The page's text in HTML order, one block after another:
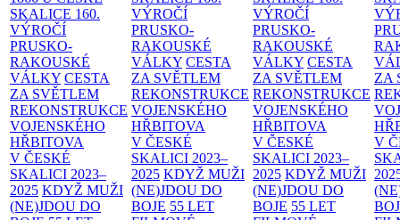
SKALICE 160.
VÝROČÍ
PRUSKO-
RAKOUSKÉ
VÁLKY CESTA
ZA SVĚTLEM
REKONSTRUKCE
VOJENSKÉHO
HŘBITOVA
V ČESKÉ
SKALICI 2023–
2025 KDYŽ MUŽI
(NE)JDOU DO
VÝROČÍ
PRUSKO-
RAKOUSKÉ
VÁLKY CESTA
ZA SVĚTLEM
REKONSTRUKCE
VOJENSKÉHO
HŘBITOVA
V ČESKÉ
SKALICI 2023–
2025 KDYŽ MUŽI
(NE)JDOU DO
BOJE 55 LET
VÝROČÍ
PRUSKO-
RAKOUSKÉ
VÁLKY CESTA
ZA SVĚTLEM
REKONSTRUKCE
VOJENSKÉHO
HŘBITOVA
V ČESKÉ
SKALICI 2023–
2025 KDYŽ MUŽI
(NE)JDOU DO
BOJE 55 LET
ZA
V